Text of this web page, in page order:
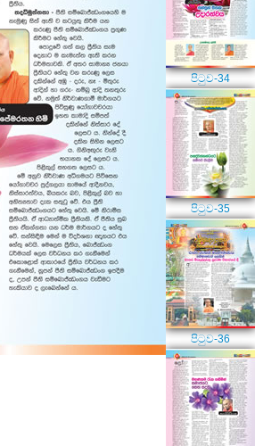
පිටුව-34
පිටුව-35
පිටුව-36